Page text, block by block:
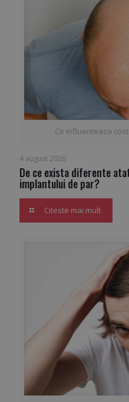
Ce influenteaza
4 august 2026
De ce exista diferente
implantului de par?
Citeste mai mult